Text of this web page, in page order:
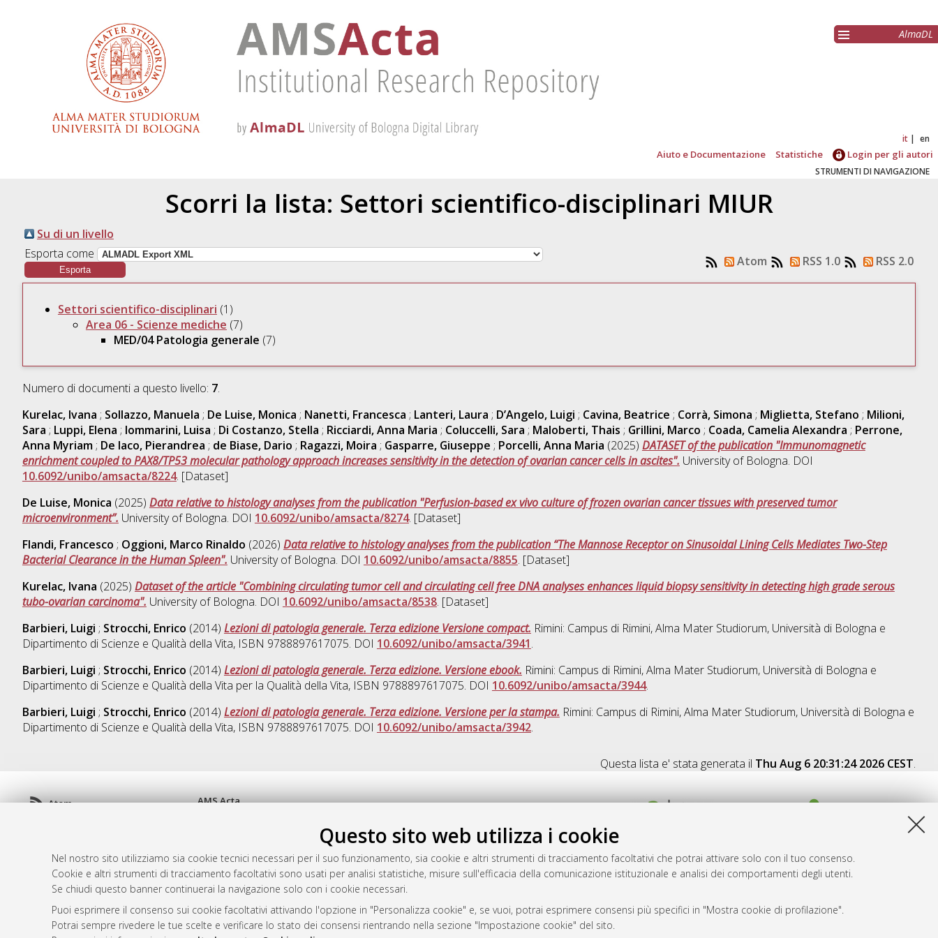
Questo sito web utilizza i cookie
Nel nostro sito utilizziamo sia cookie tecnici necessari per il suo funzionamento, sia cookie e altri strumenti di tracciamento facoltativi che potrai attivare solo con il tuo consenso.
Cookie e altri strumenti di tracciamento facoltativi sono usati per analisi statistiche, misure sull'efficacia della comunicazione istituzionale e analisi dei comportamenti degli utenti.
Se chiudi questo banner continuerai la navigazione solo con i cookie necessari.
Puoi esprimere il consenso sui cookie facoltativi attivando l'opzione in "Personalizza cookie" e, se vuoi, potrai esprimere consensi più specifici in "Mostra cookie di profilazione".
Potrai sempre rivedere le tue scelte e verificare lo stato dei consensi rientrando nella sezione "Impostazione cookie" del sito.
AlmaDL
it en
Aiuto e Documentazione Statistiche Login per gli autori
STRUMENTI DI NAVIGAZIONE
Scorri la lista: Settori scientifico-disciplinari MIUR
Su di un livello
Esporta come
Atom RSS 1.0 RSS 2.0
Settori scientifico-disciplinari (1)
Area 06 - Scienze mediche (7)
MED/04 Patologia generale (7)
Numero di documenti a questo livello: 7.
Kurelac, Ivana ; Sollazzo, Manuela ; De Luise, Monica ; Nanetti, Francesca ; Lanteri, Laura ; D’Angelo, Luigi ; Cavina, Beatrice ; Corrà, Simona ; Miglietta, Stefano ; Milioni,
Sara ; Luppi, Elena ; Iommarini, Luisa ; Di Costanzo, Stella ; Ricciardi, Anna Maria ; Coluccelli, Sara ; Maloberti, Thais ; Grillini, Marco ; Coada, Camelia Alexandra ; Perrone,
Anna Myriam; De Iaco, Pierandrea ; de Biase, Dario ; Ragazzi, Moira ; Gasparre, Giuseppe ; Porcelli, Anna Maria (2025) DATASET of the publication "Immunomagnetic
enrichment coupled to PAX8/TP53 molecular pathology approach increases sensitivity in the detection of ovarian cancer cells in ascites". University of Bologna. DOI
10.6092/unibo/amsacta/8224. [Dataset]
De Luise, Monica (2025) Data relative to histology analyses from the publication "Perfusion-based ex vivo culture of frozen ovarian cancer tissues with preserved tumor
microenvironment”. University of Bologna. DOI 10.6092/unibo/amsacta/8274. [Dataset]
Flandi, Francesco ; Oggioni, Marco Rinaldo (2026) Data relative to histology analyses from the publication “The Mannose Receptor on Sinusoidal Lining Cells Mediates Two-Step
Bacterial Clearance in the Human Spleen". University of Bologna. DOI 10.6092/unibo/amsacta/8855. [Dataset]
Kurelac, Ivana (2025) Dataset of the article "Combining circulating tumor cell and circulating cell free DNA analyses enhances liquid biopsy sensitivity in detecting high grade serous
tubo-ovarian carcinoma". University of Bologna. DOI 10.6092/unibo/amsacta/8538. [Dataset]
Barbieri, Luigi ; Strocchi, Enrico (2014) Lezioni di patologia generale. Terza edizione Versione compact. Rimini: Campus di Rimini, Alma Mater Studiorum, Università di Bologna e
Dipartimento di Scienze e Qualità della Vita, ISBN 9788897617075. DOI 10.6092/unibo/amsacta/3941.
Barbieri, Luigi ; Strocchi, Enrico (2014) Lezioni di patologia generale. Terza edizione. Versione ebook. Rimini: Campus di Rimini, Alma Mater Studiorum, Università di Bologna e
Dipartimento di Scienze e Qualità della Vita per la Qualità della Vita, ISBN 9788897617075. DOI 10.6092/unibo/amsacta/3944.
Barbieri, Luigi ; Strocchi, Enrico (2014) Lezioni di patologia generale. Terza edizione. Versione per la stampa. Rimini: Campus di Rimini, Alma Mater Studiorum, Università di Bologna e
Dipartimento di Scienze e Qualità della Vita, ISBN 9788897617075. DOI 10.6092/unibo/amsacta/3942.
Questa lista e' stata generata il Thu Aug 6 20:31:24 2026 CEST.
Atom
AMS Acta
doi.org/10.17616/R3P19R
Servizio implementato e gestito da
AlmaDL
Impostazioni Cookie
Informativa sulla privacy
Condizioni d'uso del sito
Mission e policies del repository